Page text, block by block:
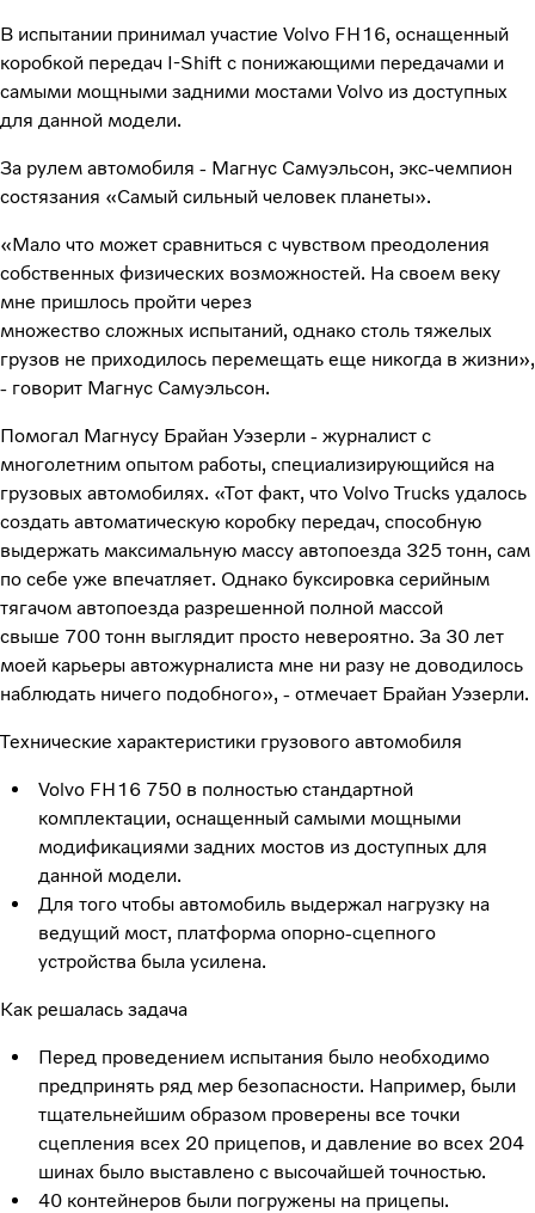
В испытании принимал участие Volvo FH16, оснащенный
коробкой передач I-Shift с понижающими передачами и
самыми мощными задними мостами Volvo из доступных
для данной модели.
За рулем автомобиля - Магнус Самуэльсон, экс-чемпион
состязания «Самый сильный человек планеты».
«Мало что может сравниться с чувством преодоления
собственных физических возможностей. На своем веку
мне пришлось пройти через
множество сложных испытаний, однако столь тяжелых
грузов не приходилось перемещать еще никогда в жизни»,
- говорит Магнус Самуэльсон.
Помогал Магнусу Брайан Уэзерли - журналист с
многолетним опытом работы, специализирующийся на
грузовых автомобилях. «Тот факт, что Volvo Trucks удалось
создать автоматическую коробку передач, способную
выдержать максимальную массу автопоезда 325 тонн, сам
по себе уже впечатляет. Однако буксировка серийным
тягачом автопоезда разрешенной полной массой
свыше 700 тонн выглядит просто невероятно. За 30 лет
моей карьеры автожурналиста мне ни разу не доводилось
наблюдать ничего подобного», - отмечает Брайан Уэзерли.
Технические характеристики грузового автомобиля
Volvo FH16 750 в полностью стандартной
комплектации, оснащенный самыми мощными
модификациями задних мостов из доступных для
данной модели.
Для того чтобы автомобиль выдержал нагрузку на
ведущий мост, платформа опорно-сцепного
устройства была усилена.
Как решалась задача
Перед проведением испытания было необходимо
предпринять ряд мер безопасности. Например, были
тщательнейшим образом проверены все точки
сцепления всех 20 прицепов, и давление во всех 204
шинах было выставлено с высочайшей точностью.
40 контейнеров были погружены на прицепы.